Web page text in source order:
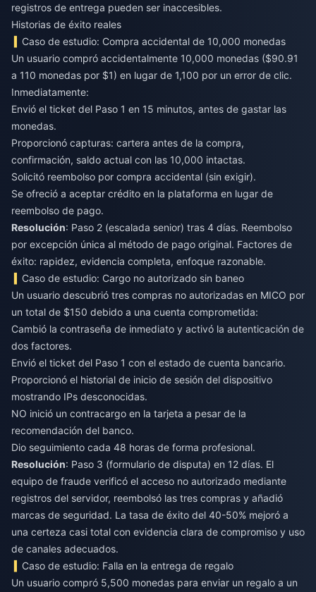
registros de entrega pueden ser inaccesibles.
Historias de éxito reales
Caso de estudio: Compra accidental de 10,000 monedas
Un usuario compró accidentalmente 10,000 monedas ($90.91
a 110 monedas por $1) en lugar de 1,100 por un error de clic.
Inmediatamente:
Envió el ticket del Paso 1 en 15 minutos, antes de gastar las
monedas.
Proporcionó capturas: cartera antes de la compra,
confirmación, saldo actual con las 10,000 intactas.
Solicitó reembolso por compra accidental (sin exigir).
Se ofreció a aceptar crédito en la plataforma en lugar de
reembolso de pago.
Resolución: Paso 2 (escalada senior) tras 4 días. Reembolso
por excepción única al método de pago original. Factores de
éxito: rapidez, evidencia completa, enfoque razonable.
Caso de estudio: Cargo no autorizado sin baneo
Un usuario descubrió tres compras no autorizadas en MICO por
un total de $150 debido a una cuenta comprometida:
Cambió la contraseña de inmediato y activó la autenticación de
dos factores.
Envió el ticket del Paso 1 con el estado de cuenta bancario.
Proporcionó el historial de inicio de sesión del dispositivo
mostrando IPs desconocidas.
NO inició un contracargo en la tarjeta a pesar de la
recomendación del banco.
Dio seguimiento cada 48 horas de forma profesional.
Resolución: Paso 3 (formulario de disputa) en 12 días. El
equipo de fraude verificó el acceso no autorizado mediante
registros del servidor, reembolsó las tres compras y añadió
marcas de seguridad. La tasa de éxito del 40-50% mejoró a
una certeza casi total con evidencia clara de compromiso y uso
de canales adecuados.
Caso de estudio: Falla en la entrega de regalo
Un usuario compró 5,500 monedas para enviar un regalo a un